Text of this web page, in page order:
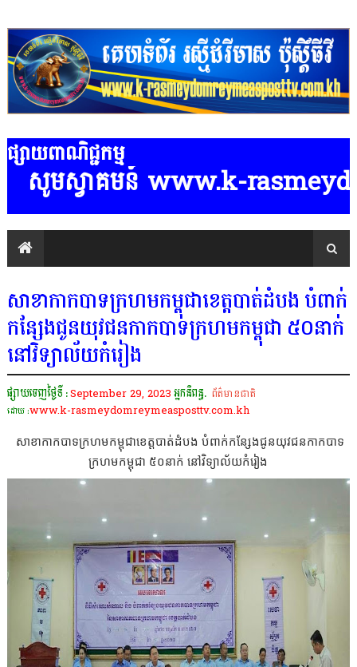
ផ្សាយពាណិជ្ជកម្ម
គមន៍ www.k-
សាខាកាកបាទក្រហមកម្ពុជាខេត្តបាត់ដំបង បំពាក់
កន្សែងជូនយុវជនកាកបាទក្រហមកម្ពុជា ៥០នាក់
នៅវិទ្យាល័យកំរៀង
ផ្សាយចេញថ្ងៃទី :September 29, 2023 អ្នកនិពន្ធ. ព័ត៌មានជាតិ
ដោយ :www.k-rasmeydomreymeasposttv.com.kh
សាខាកាកបាទក្រហមកម្ពុជាខេត្តបាត់ដំបង បំពាក់កន្សែងជូនយុវជនកាកបាទ
ក្រហមកម្ពុជា ៥០នាក់ នៅវិទ្យាល័យកំរៀង